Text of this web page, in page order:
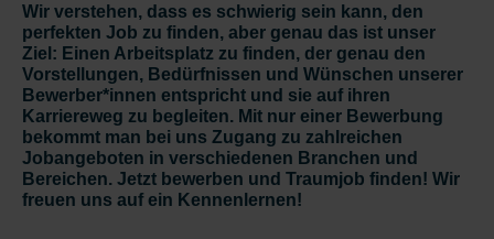
Wir verstehen, dass es schwierig sein kann, den
perfekten Job zu finden, aber genau das ist unser
Ziel: Einen Arbeitsplatz zu finden, der genau den
Vorstellungen, Bedürfnissen und Wünschen unserer
Bewerber*innen entspricht und sie auf ihren
Karriereweg zu begleiten. Mit nur einer Bewerbung
bekommt man bei uns Zugang zu zahlreichen
Jobangeboten in verschiedenen Branchen und
Bereichen. Jetzt bewerben und Traumjob finden! Wir
freuen uns auf ein Kennenlernen!